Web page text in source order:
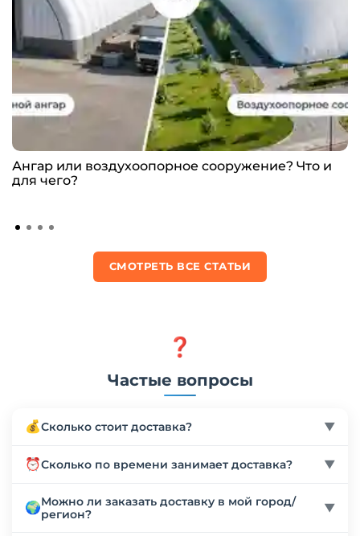
Ангар или воздухоопорное сооружение? Что и
для чего?
СМОТРЕТЬ ВСЕ СТАТЬИ
❓
Частые вопросы
💰Сколько стоит доставка? ▼
в зависимости от веса, габаритов товара и региона
транспортными компаниями (Деловые линии, СДЭК
⏰Сколько по времени занимает доставка? ▼
способа транспортировки. По России доставка
🌍Можно ли заказать доставку в мой город/
регион?
▼